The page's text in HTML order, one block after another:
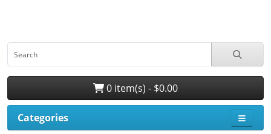
0 item(s) - $0.00
Categories